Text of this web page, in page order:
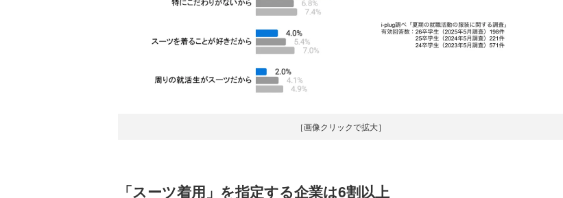
［画像クリックで拡大］
「スーツ着用」を指定する企業は6割以上